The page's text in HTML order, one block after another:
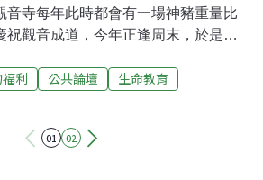
音寺每年此時都會有一場神豬重量比
祝觀音成道，今年正逢周末，於是趁
二年前也在新竹義民節神豬比賽現
相信任何人看了都可以感受到那活魚
利 公共論壇 生命教育
01 02